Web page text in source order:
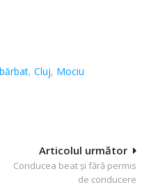
bărbat,Cluj, Mociu
Articolul următor
Conducea beat și fără permis
de conducere